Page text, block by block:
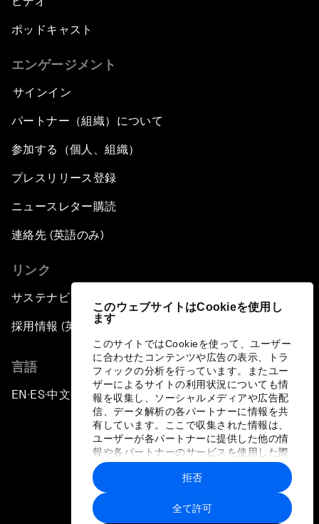
このウェブサイトはCookieを使用し
ます
このサイトではCookieを使って、ユーザー
に合わせたコンテンツや広告の表示、トラ
フィックの分析を行っています。またユー
ザーによるサイトの利用状況についても情
報を収集し、ソーシャルメディアや広告配
信、データ解析の各パートナーに情報を共
有しています。ここで収集された情報は、
ユーザーが各パートナーに提供した他の情
報や各パートナーのサービスを使用した際
に収集された情報と組み合わされ、各パー
トナーによって使用されることがありま
す。
全て許可
拒否
ポッドキャスト
エンゲージメント
サインイン
パートナー（組織）について
参加する（個人、組織）
プレスリリース登録
ニュースレター購読
連絡先 (英語のみ)
リンク
サステナビリティへの取り組み
採用情報 (英語のみ)
言語
EN ▪ES▪中文▪ 日本語
プライバシーポリシーと利用規約
サイトマップ